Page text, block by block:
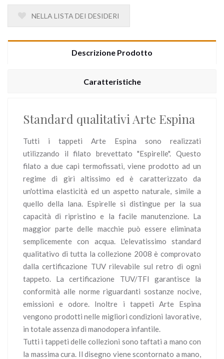
NELLA LISTA DEI DESIDERI
Descrizione Prodotto
Caratteristiche
Standard qualitativi Arte Espina
Tutti i tappeti Arte Espina sono realizzati
utilizzando il filato brevettato "Espirelle". Questo
filato a due capi termofissati, viene prodotto ad un
regime di giri altissimo ed è caratterizzato da
un'ottima elasticità ed un aspetto naturale, simile a
quello della lana. Espirelle si distingue per la sua
capacità di ripristino e la facile manutenzione. La
maggior parte delle macchie può essere eliminata
semplicemente con acqua. L'elevatissimo standard
qualitativo di tutta la collezione 2008 è comprovato
dalla certificazione TUV rilevabile sul retro di ogni
tappeto. La certificazione TUV/TFI garantisce la
conformità alle norme riguardanti sostanze nocive,
emissioni e odore. Inoltre i tappeti Arte Espina
vengono prodotti nelle migliori condizioni lavorative,
in totale assenza di manodopera infantile.
Tutti i tappeti delle collezioni sono taftati a mano con
la massima cura. Il disegno viene scontornato a mano,